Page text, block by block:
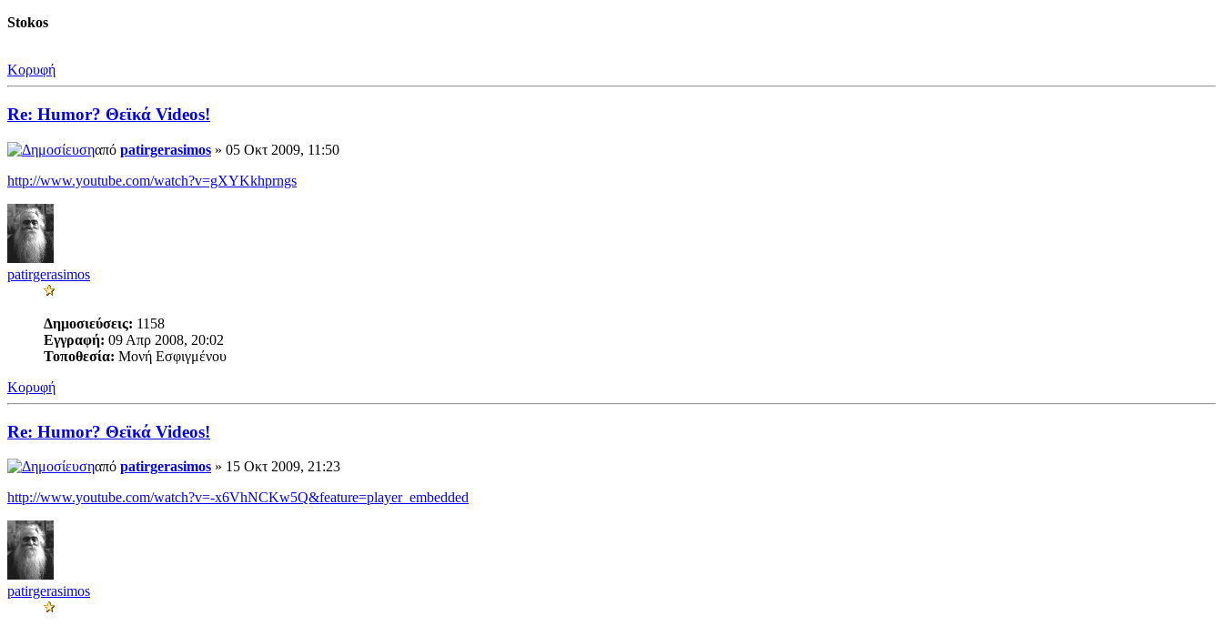
Stokos
Κορυφή
Re: Humor? Θεϊκά Videos!
από patirgerasimos » 05 Οκτ 2009, 11:50
http://www.youtube.com/watch?v=gXYKkhprngs
patirgerasimos
Δημοσιεύσεις: 1158
Εγγραφή: 09 Απρ 2008, 20:02
Τοποθεσία: Μονή Εσφιγμένου
Κορυφή
Re: Humor? Θεϊκά Videos!
από patirgerasimos » 15 Οκτ 2009, 21:23
http://www.youtube.com/watch?v=-x6VhNCKw5Q&feature=player_embedded
patirgerasimos